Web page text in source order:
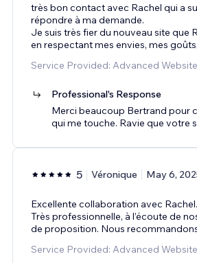
très bon contact avec Rachel qui a
répondre à ma demande.
Je suis très fier du nouveau site que
en respectant mes envies, mes
Service Provided: Advanced
Professional's Response
Merci beaucoup Bertrand pour
qui me touche. Ravie que votre
5 Véronique May 6,
Excellente collaboration avec Rachel.
Très professionnelle, à l’écoute de
de proposition. Nous
Service Provided: Advanced